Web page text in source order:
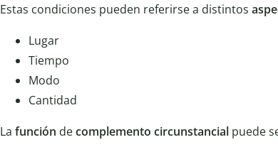
Estas condiciones pueden referirse a distintos
Lugar
Tiempo
Modo
Cantidad
La función decomplemento circunstancial puede